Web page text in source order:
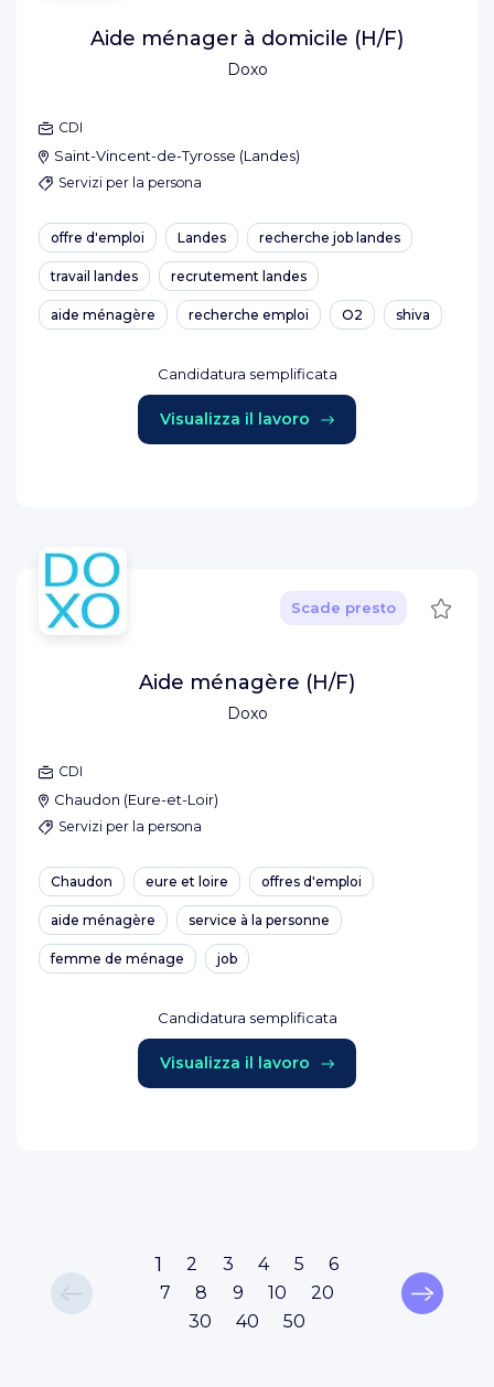
Doxo
Aide ménager à domicile (H/F)
CDI
Saint-Vincent-de-Tyrosse (Landes)
Servizi per la persona
offre d'emploi Landes recherche job landes
travail landes recrutement landes
aide ménagère recherche emploi O2 shiva
Candidatura semplificata
Visualizza il lavoro
Doxo
Scade presto Salva
Aide ménagère (H/F)
CDI
Chaudon (Eure-et-Loir)
Servizi per la persona
Chaudon eure et loire offres d'emploi
aide ménagère service à la personne
femme de ménage job
Candidatura semplificata
Visualizza il lavoro
1 2 3 4 5
6
7
8 9 10
20
30
40 50